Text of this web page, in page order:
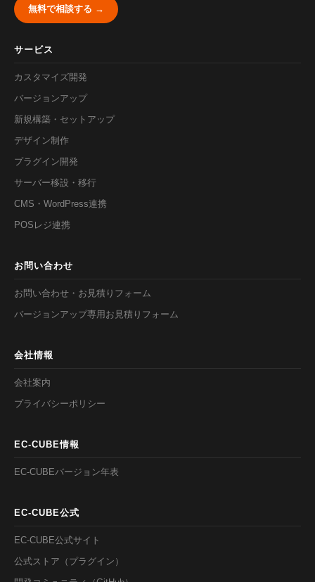
無料で相談する →
サービス
カスタマイズ開発
バージョンアップ
新規構築・セットアップ
デザイン制作
プラグイン開発
サーバー移設・移行
CMS・WordPress連携
POSレジ連携
お問い合わせ
お問い合わせ・お見積りフォーム
バージョンアップ専用お見積りフォーム
会社情報
会社案内
プライバシーポリシー
EC-CUBE情報
EC-CUBEバージョン年表
EC-CUBE公式
EC-CUBE公式サイト
公式ストア（プラグイン）